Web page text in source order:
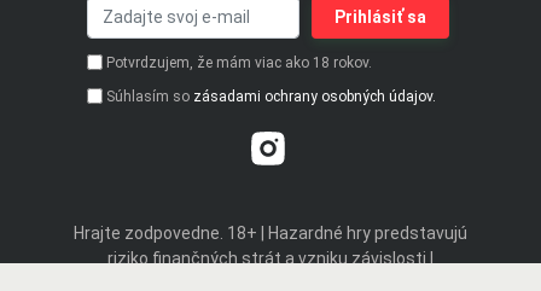
Potvrdzujem, že mám viac ako 18 rokov.
Súhlasím so zásadami ochrany osobných údajov.
Hrajte zodpovedne. 18+ | Hazardné hry predstavujú
riziko finančných strát a vzniku závislosti |